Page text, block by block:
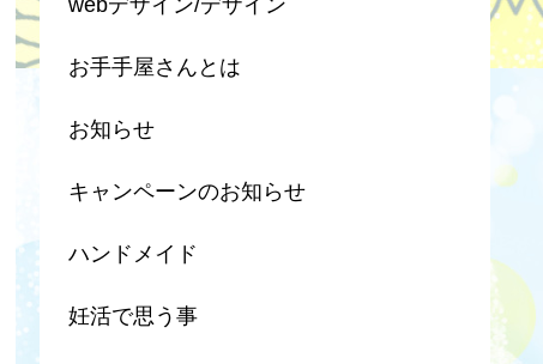
お手手屋さんとは
お知らせ
キャンペーンのお知らせ
ハンドメイド
妊活で思う事